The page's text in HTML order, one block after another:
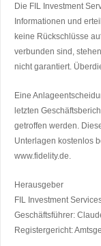
Die FIL Investment
Informationen und
keine Rückschlüsse
verbunden sind,
nicht garantiert.
Eine
letzten
getroffen werden.
Unterlagen kostenlos
www.fidelity.de.
Herausgeber
FIL Investment
Geschäftsführer:
Registergericht: